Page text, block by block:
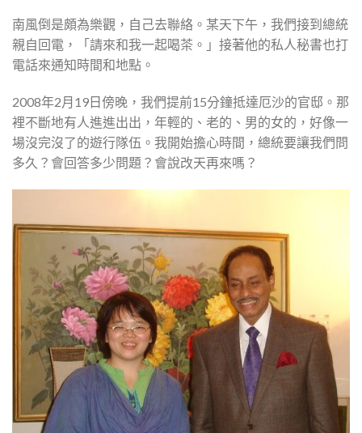
南風倒是頗為樂觀，自己去聯絡。某天下午，我們接到總統
親自回電，「請來和我一起喝茶。」接著他的私人秘書也打
電話來通知時間和地點。
2008年2月19日傍晚，我們提前15分鐘抵達厄沙的官邸。那
裡不斷地有人進進出出，年輕的、老的、男的女的，好像一
場沒完沒了的遊行隊伍。我開始擔心時間，總統要讓我們問
多久？會回答多少問題？會說改天再來嗎？